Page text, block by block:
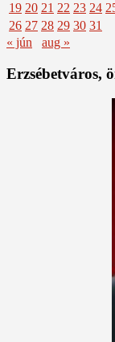
19 20 21 22 23 24
26 27 28 29 30 31
« jún
aug »
Erzsébetváros,